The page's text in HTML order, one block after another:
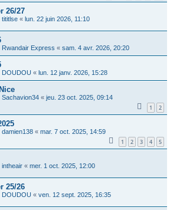
26/27
tititlse « lun. 22 juin 2026, 11:10
Rwandair Express « sam. 4 avr. 2026, 20:20
DOUDOU « lun. 12 janv. 2026, 15:28
Sachavion34 « jeu. 23 oct. 2025, 09:14
1 2
damien138 « mar. 7 oct. 2025, 14:59
1 2 3 4 5
intheair « mer. 1 oct. 2025, 12:00
25/26
DOUDOU « ven. 12 sept. 2025, 16:35